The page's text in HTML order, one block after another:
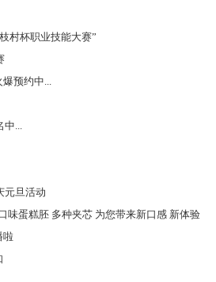
村杯职业技能大赛”
预约中...
中...
元旦活动
味蛋糕胚 多种夹芯 为您带来新口感 新体验
啦